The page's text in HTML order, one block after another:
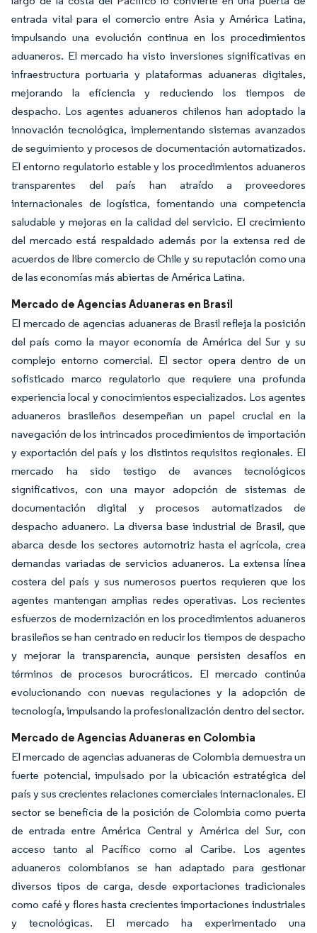
entrada vital para el comercio entre Asia y América Latina,
impulsando una evolución continua en los procedimientos
aduaneros. El mercado ha visto inversiones significativas en
infraestructura portuaria y plataformas aduaneras digitales,
mejorando la eficiencia y reduciendo los tiempos de
despacho. Los agentes aduaneros chilenos han adoptado la
innovación tecnológica, implementando sistemas avanzados
de seguimiento y procesos de documentación automatizados.
El entorno regulatorio estable y los procedimientos aduaneros
transparentes del país han atraído a proveedores
internacionales de logística, fomentando una competencia
saludable y mejoras en la calidad del servicio. El crecimiento
del mercado está respaldado además por la extensa red de
acuerdos de libre comercio de Chile y su reputación como una
de las economías más abiertas de América Latina.
Mercado de Agencias Aduaneras en Brasil
El mercado de agencias aduaneras de Brasil refleja la posición
del país como la mayor economía de América del Sur y su
complejo entorno comercial. El sector opera dentro de un
sofisticado marco regulatorio que requiere una profunda
experiencia local y conocimientos especializados. Los agentes
aduaneros brasileños desempeñan un papel crucial en la
navegación de los intrincados procedimientos de importación
y exportación del país y los distintos requisitos regionales. El
mercado ha sido testigo de avances tecnológicos
significativos, con una mayor adopción de sistemas de
documentación digital y procesos automatizados de
despacho aduanero. La diversa base industrial de Brasil, que
abarca desde los sectores automotriz hasta el agrícola, crea
demandas variadas de servicios aduaneros. La extensa línea
costera del país y sus numerosos puertos requieren que los
agentes mantengan amplias redes operativas. Los recientes
esfuerzos de modernización en los procedimientos aduaneros
brasileños se han centrado en reducir los tiempos de despacho
y mejorar la transparencia, aunque persisten desafíos en
términos de procesos burocráticos. El mercado continúa
evolucionando con nuevas regulaciones y la adopción de
tecnología, impulsando la profesionalización dentro del sector.
Mercado de Agencias Aduaneras en Colombia
El mercado de agencias aduaneras de Colombia demuestra un
fuerte potencial, impulsado por la ubicación estratégica del
país y sus crecientes relaciones comerciales internacionales. El
sector se beneficia de la posición de Colombia como puerta
de entrada entre América Central y América del Sur, con
acceso tanto al Pacífico como al Caribe. Los agentes
aduaneros colombianos se han adaptado para gestionar
diversos tipos de carga, desde exportaciones tradicionales
como café y flores hasta crecientes importaciones industriales
y tecnológicas. El mercado ha experimentado una